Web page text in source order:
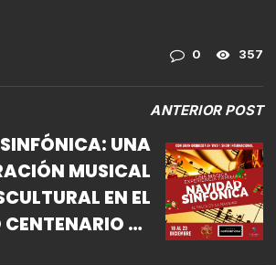
0 357
ANTERIOR POST
UNA
MUSICAL
EN EL
DE